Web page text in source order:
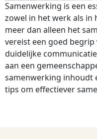
Samenwerking is een
zowel in het werk als in
meer dan alleen het
vereist een goed
duidelijke
aan een
samenwerking inhoudt
tips om effectiever